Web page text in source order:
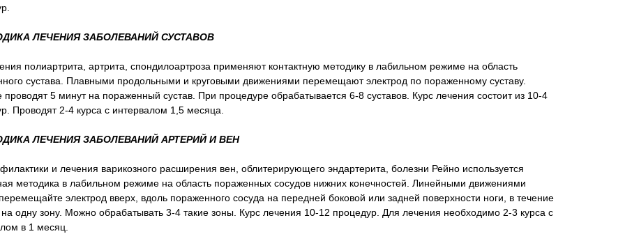
ЛЕЧЕНИЯ ЗАБОЛЕВАНИЙ СУСТАВОВ
полиартрита, артрита, спондилоартроза применяют контактную методику в лабильном режиме на область
сустава. Плавными продольными и круговыми движениями перемещают электрод по пораженному суставу.
проводят 5 минут на пораженный сустав. При процедуре обрабатывается 6-8 суставов. Курс лечения состоит из 10-4
Проводят 2-4 курса с интервалом 1,5 месяца.
ЛЕЧЕНИЯ ЗАБОЛЕВАНИЙ АРТЕРИЙ И ВЕН
и лечения варикозного расширения вен, облитерирующего эндартерита, болезни Рейно используется
методика в лабильном режиме на область пораженных сосудов нижних конечностей. Линейными движениями
электрод вверх, вдоль пораженного сосуда на передней боковой или задней поверхности ноги, в течение
одну зону. Можно обрабатывать 3-4 такие зоны. Курс лечения 10-12 процедур. Для лечения необходимо 2-3 курса с
в 1 месяц.